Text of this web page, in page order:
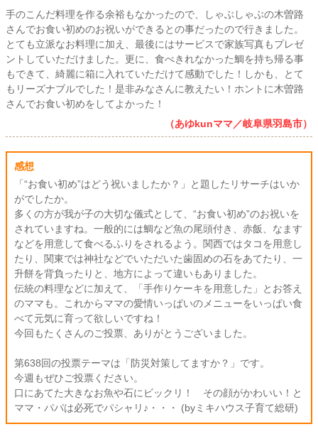
手のこんだ料理を作る余裕もなかったので、しゃぶしゃぶの木曽路
さんでお食い初めのお祝いができるとの事だったので行きました。
とても立派なお料理に加え、最後にはサービスで家族写真もプレゼ
ントしていただけました。更に、食べきれなかった鯛を持ち帰る事
もできて、綺麗に箱に入れていただけて感動でした！しかも、とて
もリーズナブルでした！是非みなさんに教えたい！ホントに木曽路
さんでお食い初めをしてよかった！
（あゆkunママ／岐阜県羽島市）
感想
「“お食い初め”はどう祝いましたか？」と題したリサーチはいか
がでしたか。
多くの方が我が子の大切な儀式として、“お食い初め”のお祝いを
されていますね。一般的には鯛など魚の尾頭付き、赤飯、なます
などを用意して食べるふりをされるよう。関西ではタコを用意し
たり、関東では神社などでいただいた歯固めの石をあてたり、一
升餅を背負ったりと、地方によって違いもありました。
伝統の料理などに加えて、「手作りケーキを用意した」とお答え
のママも。これからママの愛情いっぱいのメニューをいっぱい食
べて元気に育って欲しいですね！
今回もたくさんのご投票、ありがとうございました。
第638回の投票テーマは「防災対策してますか？」です。
今週もぜひご投票ください。
口にあてた大きなお魚や石にビックリ！ その顔がかわいい！と
ママ・パパは必死でパシャリ♪・・・ (byミキハウス子育て総研)